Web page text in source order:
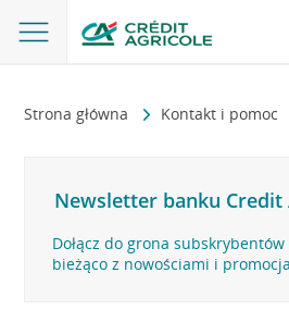
Strona główna Kontakt i pomoc
Newsletter banku Credit
Dołącz do grona
bieżąco z nowościami i